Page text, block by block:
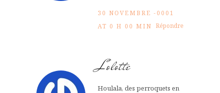
30 NOVEMBRE -0001
AT 0 H 00 MIN Répondre
Lolotte
Houlala, des perroquets en